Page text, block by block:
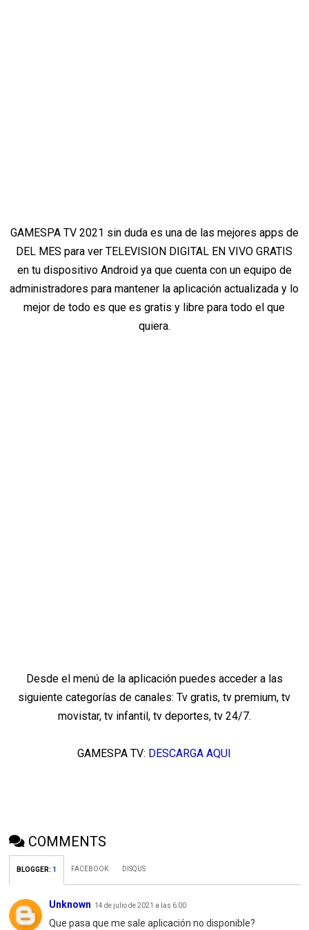
GAMESPA TV 2021 sin duda es una de las mejores apps de
DEL MES para ver TELEVISION DIGITAL EN VIVO GRATIS
en tu dispositivo Android ya que cuenta con un equipo de
administradores para mantener la aplicación actualizada y lo
mejor de todo es que es gratis y libre para todo el que
quiera.
Desde el menú de la aplicación puedes acceder a las
siguiente categorías de canales: Tv gratis, tv premium, tv
movistar, tv infantil, tv deportes, tv 24/7.
GAMESPA TV: DESCARGA AQUI
COMMENTS
BLOGGER: 1 FACEBOOK DISQUS
Unknown 14 de julio de 2021 a las 6:00
Que pasa que me sale aplicación no disponible?